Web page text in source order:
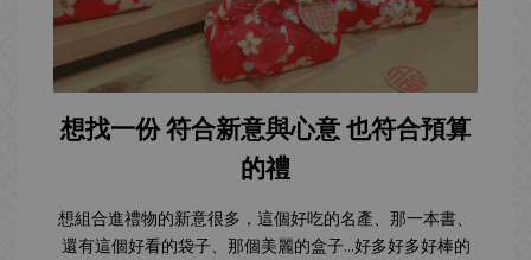
想找一份 符合新意與心意 也符合預算
的禮
想組合進禮物的新意很多，這個好吃的名產、那一本書、
還有這個好看的袋子、那個美麗的盒子...好多好多好棒的